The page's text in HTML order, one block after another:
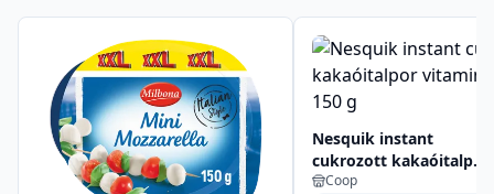
Nesquik instant
cukrozott kakaóitalpor
vitaminokkal 150 g
Coop